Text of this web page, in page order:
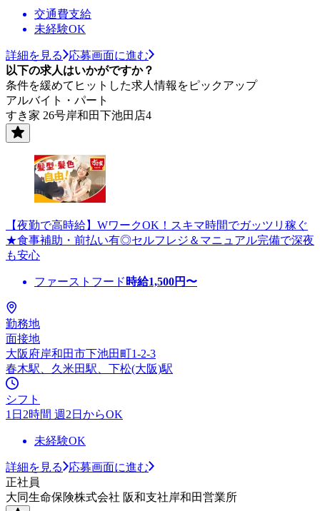
交通費支給
未経験OK
詳細を見る
応募画面に進む
以下の求人はいかがですか？
条件を緩めてヒットした求人情報をピックアップ
アルバイト・パート
すき家 26号岸和田下池田店4
【夜勤で高時給】WワークOK！スキマ時間でガッツリ稼ぐ
★食事補助・前払い有◎セルフレジ＆マニュアル完備で深夜
も安心
ファーストフード 時給1,500円〜
勤務地
面接地
大阪府岸和田市下池田町1-2-3
春木駅、久米田駅、下松(大阪)駅
シフト
1日2時間 週2日からOK
未経験OK
詳細を見る
応募画面に進む
正社員
大同生命保険株式会社 阪和支社岸和田営業所